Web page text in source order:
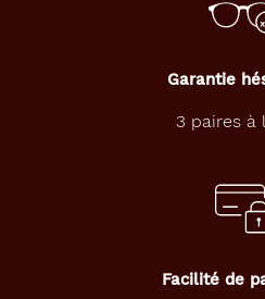
Garantie
3 paires à
Facilité de